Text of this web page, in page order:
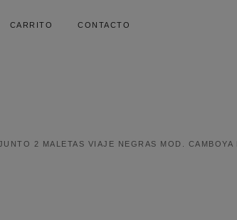
CARRITO CONTACTO
2 MALETAS VIAJE NEGRAS MOD.